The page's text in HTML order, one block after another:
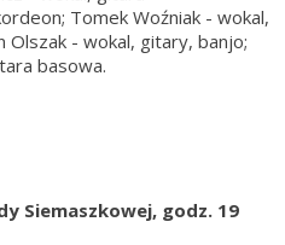
Tomek Woźniak - wokal,
Olszak - wokal, gitary, banjo;
basowa.
Siemaszkowej, godz. 19